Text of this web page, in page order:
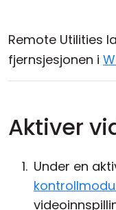
Remote Utilities
fjernsjesjonen i
Aktiver
Under en